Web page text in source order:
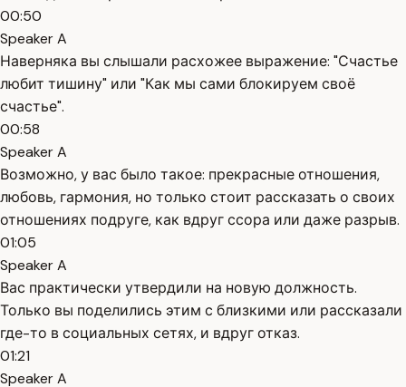
00:50
Speaker A
Наверняка вы слышали расхожее выражение: "Счастье
любит тишину" или "Как мы сами блокируем своё
счастье".
00:58
Speaker A
Возможно, у вас было такое: прекрасные отношения,
любовь, гармония, но только стоит рассказать о своих
отношениях подруге, как вдруг ссора или даже разрыв.
01:05
Speaker A
Вас практически утвердили на новую должность.
Только вы поделились этим с близкими или рассказали
где-то в социальных сетях, и вдруг отказ.
01:21
Speaker A